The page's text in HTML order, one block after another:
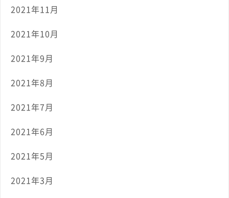
2021年11月
2021年10月
2021年9月
2021年8月
2021年7月
2021年6月
2021年5月
2021年3月